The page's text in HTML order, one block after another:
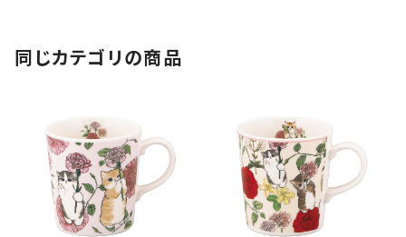
同じカテゴリの商品